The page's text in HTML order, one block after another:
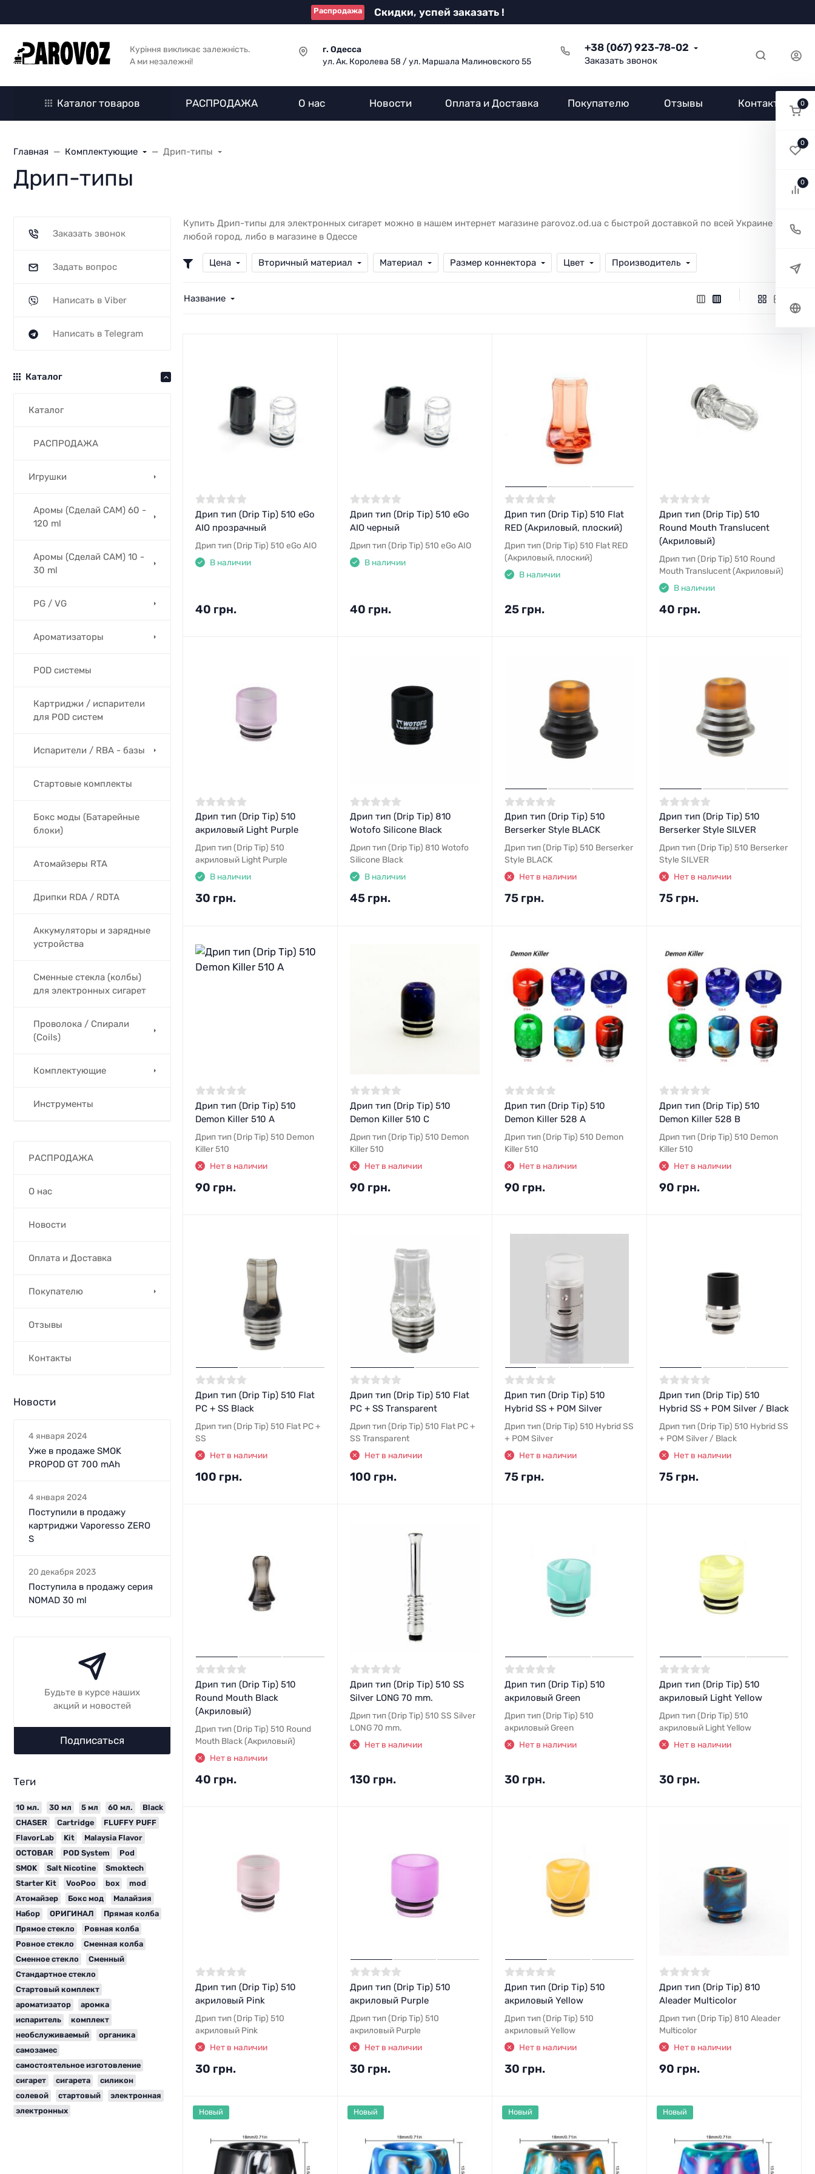
Распродажа Скидки, успей заказать !
Куріння викликає залежність.
А ми незалежні!
г. Одесса
ул. Ак. Королева 58 / ул. Маршала Малиновского 55
+38 (067) 923-78-02
Заказать звонок
Каталог товаров РАСПРОДАЖА О нас Новости Оплата и Доставка Покупателю Отзывы Контакты
Главная Комплектующие Дрип-типы
Дрип-типы
Заказать звонок
Задать вопрос
Написать в Viber
Написать в Telegram
Каталог
Каталог
РАСПРОДАЖА
Игрушки
Аромы (Сделай САМ) 60 -
120 ml
Аромы (Сделай САМ) 10 -
30 ml
PG / VG
Ароматизаторы
POD системы
Картриджи / испарители
для POD систем
Испарители / RBA - базы
Стартовые комплекты
Бокс моды (Батарейные
блоки)
Атомайзеры RTA
Дрипки RDA / RDTA
Аккумуляторы и зарядные
устройства
Сменные стекла (колбы)
для электронных сигарет
Проволока / Спирали
(Coils)
Комплектующие
Инструменты
РАСПРОДАЖА
О нас
Новости
Оплата и Доставка
Покупателю
Отзывы
Контакты
Новости
4 января 2024
Уже в продаже SMOK
PROPOD GT 700 mAh
4 января 2024
Поступили в продажу
картриджи Vaporesso ZERO
S
20 декабря 2023
Поступила в продажу серия
NOMAD 30 ml
Будьте в курсе наших
акций и новостей
Подписаться
Теги
10 мл. 30 мл 5 мл 60 мл.
Black
CHASER
Cartridge
FLUFFY PUFF
FlavorLab
Kit
Malaysia Flavor
OCTOBAR
POD System
Pod
SMOK
Salt Nicotine
Smoktech
Starter Kit
VooPoo box
mod
Атомайзер
Бокс мод
Малайзия
Набор
ОРИГИНАЛ
Прямая колба
Прямое стекло
Ровная колба
Ровное стекло
Сменная колба
Сменное стекло
Сменный
Стандартное стекло
Стартовый комплект
ароматизатор
аромка
испаритель
комплект
необслуживаемый
органика
самозамес
самостоятельное изготовление
сигарет
сигарета
силикон
солевой
стартовый
электронная
электронных
Купить Дрип-типы для электронных сигарет можно в нашем интернет магазине parovoz.od.ua с быстрой доставкой по всей Украине в
любой город, либо в магазине в Одессе
Цена Вторичный материал Материал Размер коннектора Цвет Производитель
Название
Дрип тип (Drip Tip) 510 eGo
AIO прозрачный
Дрип тип (Drip Tip) 510 eGo AIO
В наличии
40 грн.
Дрип тип (Drip Tip) 510 eGo
AIO черный
Дрип тип (Drip Tip) 510 eGo AIO
В наличии
40 грн.
Дрип тип (Drip Tip) 510 Flat
RED (Акриловый, плоский)
Дрип тип (Drip Tip) 510 Flat RED
(Акриловый, плоский)
В наличии
25 грн.
Дрип тип (Drip Tip) 510
Round Mouth Translucent
(Акриловый)
Дрип тип (Drip Tip) 510 Round
Mouth Translucent (Акриловый)
В наличии
40 грн.
Дрип тип (Drip Tip) 510
акриловый Light Purple
Дрип тип (Drip Tip) 510
акриловый Light Purple
В наличии
30 грн.
Дрип тип (Drip Tip) 810
Wotofo Silicone Black
Дрип тип (Drip Tip) 810 Wotofo
Silicone Black
В наличии
45 грн.
Дрип тип (Drip Tip) 510
Berserker Style BLACK
Дрип тип (Drip Tip) 510 Berserker
Style BLACK
Нет в наличии
75 грн.
Дрип тип (Drip Tip) 510
Berserker Style SILVER
Дрип тип (Drip Tip) 510 Berserker
Style SILVER
Нет в наличии
75 грн.
Дрип тип (Drip Tip) 510
Demon Killer 510 A
Дрип тип (Drip Tip) 510 Demon
Killer 510
Нет в наличии
90 грн.
Дрип тип (Drip Tip) 510
Demon Killer 510 C
Дрип тип (Drip Tip) 510 Demon
Killer 510
Нет в наличии
90 грн.
Дрип тип (Drip Tip) 510
Demon Killer 528 A
Дрип тип (Drip Tip) 510 Demon
Killer 510
Нет в наличии
90 грн.
Дрип тип (Drip Tip) 510
Demon Killer 528 B
Дрип тип (Drip Tip) 510 Demon
Killer 510
Нет в наличии
90 грн.
Дрип тип (Drip Tip) 510 Flat
PC + SS Black
Дрип тип (Drip Tip) 510 Flat PC +
SS
Нет в наличии
100 грн.
Дрип тип (Drip Tip) 510 Flat
PC + SS Transparent
Дрип тип (Drip Tip) 510 Flat PC +
SS Transparent
Нет в наличии
100 грн.
Дрип тип (Drip Tip) 510
Hybrid SS + POM Silver
Дрип тип (Drip Tip) 510 Hybrid SS
+ POM Silver
Нет в наличии
75 грн.
Дрип тип (Drip Tip) 510
Hybrid SS + POM Silver / Black
Дрип тип (Drip Tip) 510 Hybrid SS
+ POM Silver / Black
Нет в наличии
75 грн.
Дрип тип (Drip Tip) 510
Round Mouth Black
(Акриловый)
Дрип тип (Drip Tip) 510 Round
Mouth Black (Акриловый)
Нет в наличии
40 грн.
Дрип тип (Drip Tip) 510 SS
Silver LONG 70 mm.
Дрип тип (Drip Tip) 510 SS Silver
LONG 70 mm.
Нет в наличии
130 грн.
Дрип тип (Drip Tip) 510
акриловый Green
Дрип тип (Drip Tip) 510
акриловый Green
Нет в наличии
30 грн.
Дрип тип (Drip Tip) 510
акриловый Light Yellow
Дрип тип (Drip Tip) 510
акриловый Light Yellow
Нет в наличии
30 грн.
Дрип тип (Drip Tip) 510
акриловый Pink
Дрип тип (Drip Tip) 510
акриловый Pink
Нет в наличии
30 грн.
Дрип тип (Drip Tip) 510
акриловый Purple
Дрип тип (Drip Tip) 510
акриловый Purple
Нет в наличии
30 грн.
Дрип тип (Drip Tip) 510
акриловый Yellow
Дрип тип (Drip Tip) 510
акриловый Yellow
Нет в наличии
30 грн.
Дрип тип (Drip Tip) 810
Aleader Multicolor
Дрип тип (Drip Tip) 810 Aleader
Multicolor
Нет в наличии
90 грн.
Новый Новый Новый Новый
0
0
0